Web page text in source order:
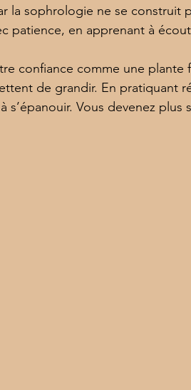
la sophrologie ne se construit
patience, en apprenant à
confiance comme une plante
de grandir. En pratiquant
s’épanouir. Vous devenez